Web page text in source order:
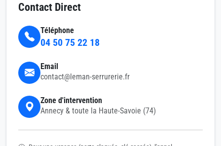
Contact Direct
Téléphone
04 50 75 22 18
Email
contact@leman-serrurerie.fr
Zone d'intervention
Annecy & toute la Haute-Savoie (74)